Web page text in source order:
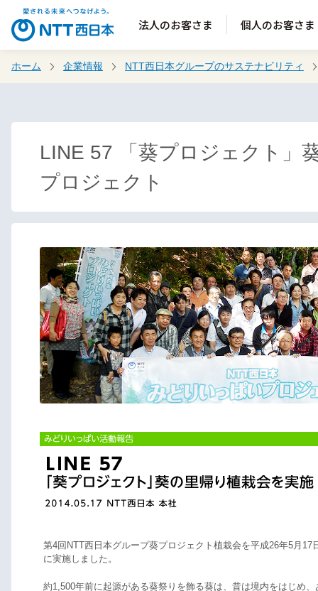
法人のお客さま 個人のお客さま
ホーム 企業情報 NTT西日本グループのサステナビリティ
LINE 57 「葵プロジェクト」
プロジェクト
第4回NTT西日本グループ葵プロジェクト植栽会を平成26年5月17
に実施しました。
約1,500年前に起源がある葵祭りを飾る葵は、昔は境内をはじめ、